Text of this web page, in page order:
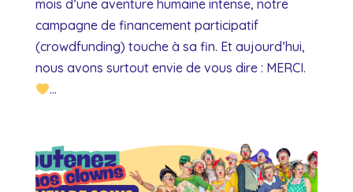
mois d’une aventure humaine intense, notre
campagne de financement participatif
(crowdfunding) touche à sa fin. Et aujourd’hui,
nous avons surtout envie de vous dire : MERCI.
...